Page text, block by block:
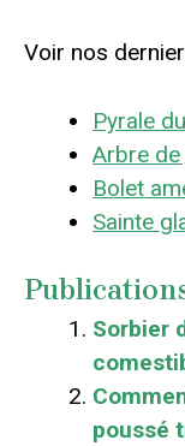
Voir nos
Pyrale
Arbre
Bolet
Sainte
Sorbier
poussé